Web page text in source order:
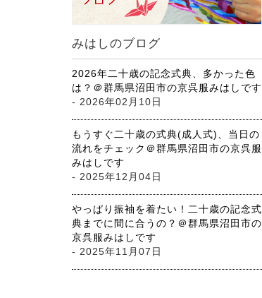
みはしのブログ
2026年二十歳の記念式典、多かった色
は？＠群馬県沼田市の京呉服みはしです
- 2026年02月10日
もうすぐ二十歳の式典(成人式)、当日の
流れをチェック＠群馬県沼田市の京呉服
みはしです
- 2025年12月04日
やっぱり振袖を着たい！二十歳の記念式
典までに間に合うの？＠群馬県沼田市の
京呉服みはしです
- 2025年11月07日